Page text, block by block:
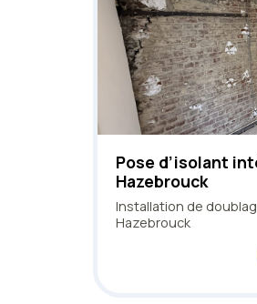
Pose d’isolant
Hazebrouck
Installation de
Hazebrouck